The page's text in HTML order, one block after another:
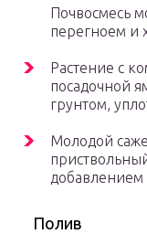
Почвосмесь
перегноем и
Растение с
посадочной
грунтом,
Молодой
добавлением
Полив